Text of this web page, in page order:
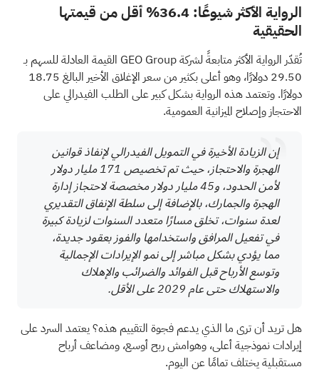
الرواية الأكثر شيوعًا: 36.4% أقل من قيمتها
الحقيقية
تُقدّر الرواية الأكثر متابعةً لشركة GEO Group القيمة العادلة للسهم بـ
29.50 دولارًا، وهو أعلى بكثير من سعر الإغلاق الأخير البالغ 18.75
دولارًا. وتعتمد هذه الرواية بشكل كبير على الطلب الفيدرالي على
الاحتجاز وإصلاح الميزانية العمومية.
إن الزيادة الأخيرة في التمويل الفيدرالي لإنفاذ قوانين
الهجرة والاحتجاز، حيث تم تخصيص 171 مليار دولار
لأمن الحدود، و45 مليار دولار مخصصة لاحتجاز إدارة
الهجرة والجمارك، بالإضافة إلى سلطة الإنفاق التقديري
لعدة سنوات، تخلق مسارًا متعدد السنوات لزيادة كبيرة
في تفعيل المرافق واستخدامها والفوز بعقود جديدة،
مما يؤدي بشكل مباشر إلى نمو الإيرادات الإجمالية
وتوسع الأرباح قبل الفوائد والضرائب والإهلاك
والاستهلاك حتى عام 2029 على الأقل.
هل تريد أن ترى ما الذي يدعم فجوة التقييم هذه؟ يعتمد السرد على
إيرادات نموذجية أعلى، وهوامش ربح أوسع، ومضاعف أرباح
مستقبلية يختلف تمامًا عن اليوم.